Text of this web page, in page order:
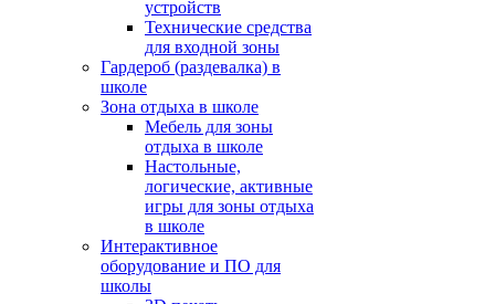
устройств
Технические средства
для входной зоны
Гардероб (раздевалка) в
школе
Зона отдыха в школе
Мебель для зоны
отдыха в школе
Настольные,
логические, активные
игры для зоны отдыха
в школе
Интерактивное
оборудование и ПО для
школы